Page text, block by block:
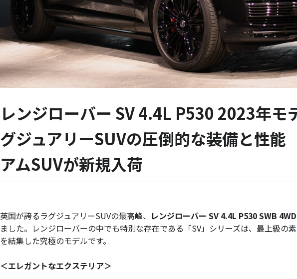
レンジローバー SV 4.4L P530 2023年モ
グジュアリーSUVの圧倒的な装備と性
アムSUVが新規入荷
英国が誇るラグジュアリーSUVの最高峰、 レンジローバー SV 4.4L P530 SWB
ました。レンジローバーの中でも特別な存在である「SV」シリーズは、最上級の
を結集した究極のモデルです。
＜エレガントなエクステリア＞